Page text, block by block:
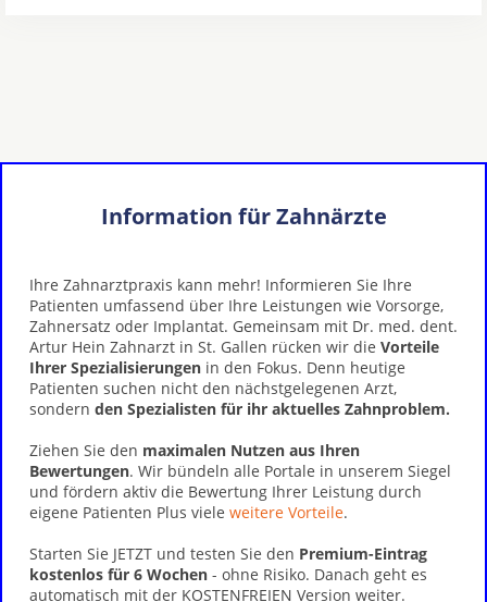
Information für Zahnärzte
Ihre Zahnarztpraxis kann mehr! Informieren Sie Ihre
Patienten umfassend über Ihre Leistungen wie Vorsorge,
Zahnersatz oder Implantat. Gemeinsam mit Dr. med. dent.
Artur Hein Zahnarzt in St. Gallen rücken wir die Vorteile
Ihrer Spezialisierungen in den Fokus. Denn heutige
Patienten suchen nicht den nächstgelegenen Arzt,
sondern den Spezialisten für ihr aktuelles Zahnproblem.
Ziehen Sie den maximalen Nutzen aus Ihren
Bewertungen. Wir bündeln alle Portale in unserem Siegel
und fördern aktiv die Bewertung Ihrer Leistung durch
eigene Patienten Plus viele weitere Vorteile.
Starten Sie JETZT und testen Sie den Premium-Eintrag
kostenlos für 6 Wochen - ohne Risiko. Danach geht es
automatisch mit der KOSTENFREIEN Version weiter.